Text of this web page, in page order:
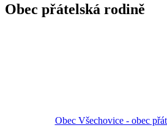
Obec přátelská rodině
Obec Všechovice - obec